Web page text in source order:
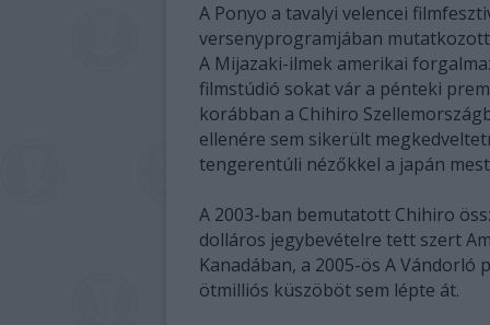
A Ponyo a tavalyi velencei
versenyprogramjában
A Mijazaki-ilmek amerikai
filmstúdió sokat vár a pénteki
korábban a Chihiro
ellenére sem sikerült
tengerentúli nézőkkel a japán
A 2003-ban bemutatott Chihiro
dolláros jegybevételre tett szert
Kanadában, a 2005-ös A Vándorló
ötmilliós küszöböt sem lépte át.